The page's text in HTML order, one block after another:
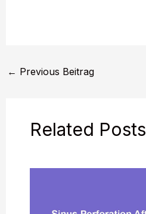
← Previous Beitrag
Related Posts